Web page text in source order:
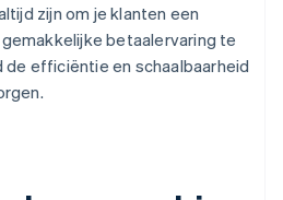
zijn om je klanten een
betaalervaring te
efficiëntie en schaalbaarheid